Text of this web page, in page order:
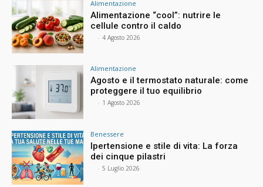
Alimentazione
Alimentazione “cool”: nutrire le
cellule contro il caldo
- 4 Agosto 2026
Alimentazione
Agosto e il termostato naturale: come
proteggere il tuo equilibrio
- 1 Agosto 2026
Benessere
Ipertensione e stile di vita: La forza
dei cinque pilastri
- 5 Luglio 2026